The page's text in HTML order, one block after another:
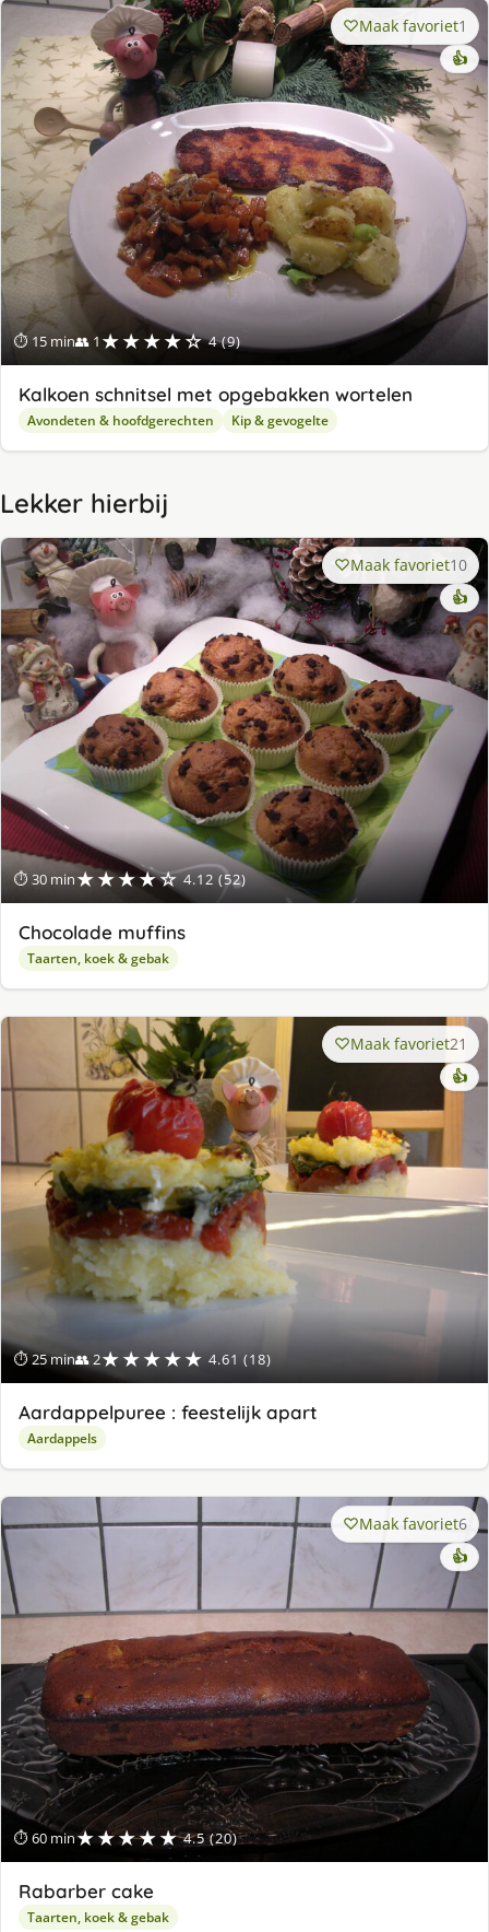
⏱ 15 min👥 1 ★★★★☆ 4 (9)
Maak favoriet1
👍
Kalkoen schnitsel met opgebakken wortelen
Avondeten & hoofdgerechten Kip & gevogelte
Lekker hierbij
⏱ 30 min★★★★☆ 4.12 (52)
Maak favoriet10
👍
Chocolade muffins
Taarten, koek & gebak
⏱ 25 min👥 2★★★★★ 4.61 (18)
Maak favoriet21
👍
Aardappelpuree : feestelijk apart
Aardappels
⏱ 60 min★★★★★ 4.5 (20)
Maak favoriet6
👍
Rabarber cake
Taarten, koek & gebak